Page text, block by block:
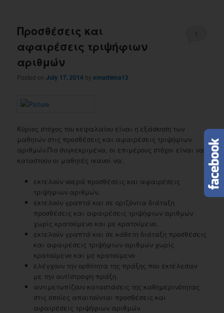
Προσθέσεις και
αφαιρέσεις τριψήφιων
αριθμών
Posted onJuly 17, 2014 byemathima13
1
Κύριος στόχος του κεφαλαίου είναι η εξάσκηση των
μαθητών στις προσθέσεις και αφαιρέσεις τριψήφιων
αριθμών.Πιο συγκεκριμένα, οι επιμέρους στόχοι είναι να
καταστούν οι μαθητές ικανοί να:
εκτελούν νοερά προσθέσεις και αφαιρέσεις
τριψήφιων αριθμών.
εκτελούν γραπτά και σε οριζόντια διάταξη
προσθέσεις και αφαιρέσεις τριψήφιων αριθμών
χωρίς κρατούμενο και με κρατούμενο.
εκτελούν γραπτά και σε κάθετη διάταξη προσθέσεις
και αφαιρέσεις τριψήφιων αριθμών χωρίς
κρατούμενο και με κρατούμενο
ελέγχουν την ορθότητα της πράξης που εκτέλεσαν
με την αντίστροφη πράξη.
αντιμετωπίζουν καταστάσεις της καθημερινότητας
στις οποίες απαιτούνται προσθέσεις και
αφαιρέσεις τριψήφιων αριθμών.